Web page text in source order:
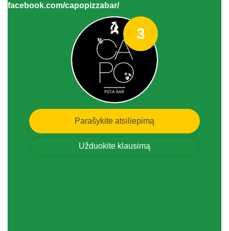
facebook.com/capopizzabar/
3
Parašykite atsiliepimą
Užduokite klausimą